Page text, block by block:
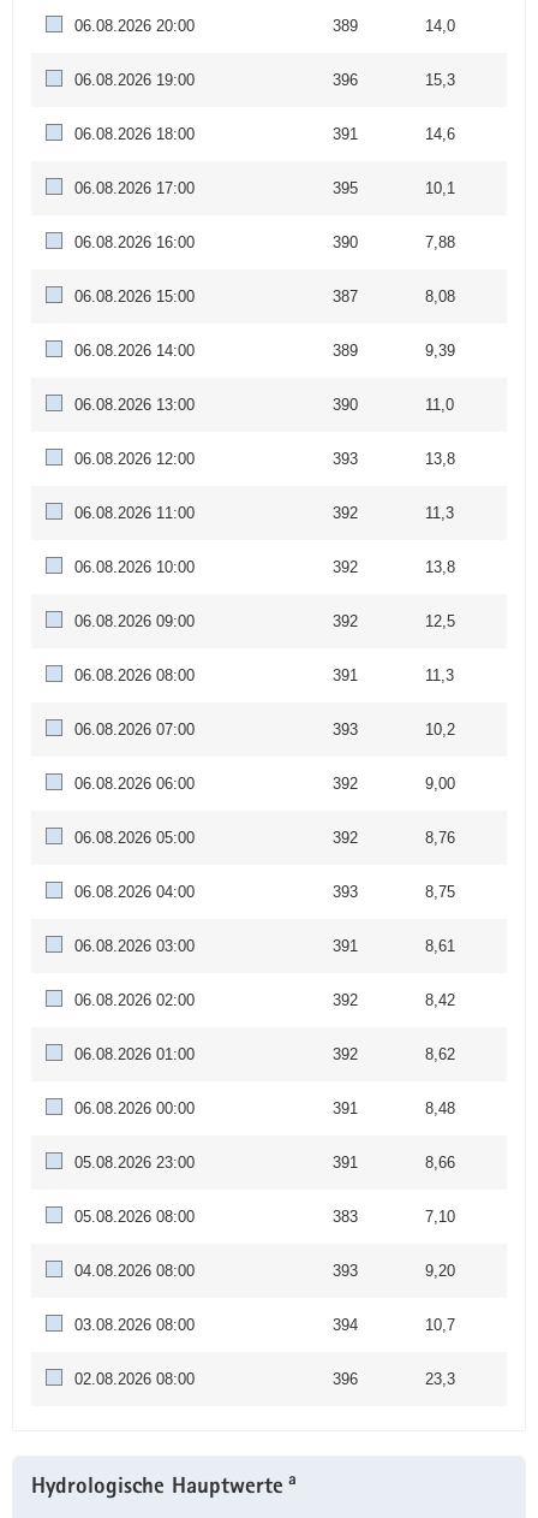
06.08.2026 20:00 389 14,0
06.08.2026 19:00 396 15,3
06.08.2026 18:00 391 14,6
06.08.2026 17:00 395 10,1
06.08.2026 16:00 390 7,88
06.08.2026 15:00 387 8,08
06.08.2026 14:00 389 9,39
06.08.2026 13:00 390 11,0
06.08.2026 12:00 393 13,8
06.08.2026 11:00 392 11,3
06.08.2026 10:00 392 13,8
06.08.2026 09:00 392 12,5
06.08.2026 08:00 391 11,3
06.08.2026 07:00 393 10,2
06.08.2026 06:00 392 9,00
06.08.2026 05:00 392 8,76
06.08.2026 04:00 393 8,75
06.08.2026 03:00 391 8,61
06.08.2026 02:00 392 8,42
06.08.2026 01:00 392 8,62
06.08.2026 00:00 391 8,48
05.08.2026 23:00 391 8,66
05.08.2026 08:00 383 7,10
04.08.2026 08:00 393 9,20
03.08.2026 08:00 394 10,7
02.08.2026 08:00 396 23,3
Hydrologische Hauptwerte a